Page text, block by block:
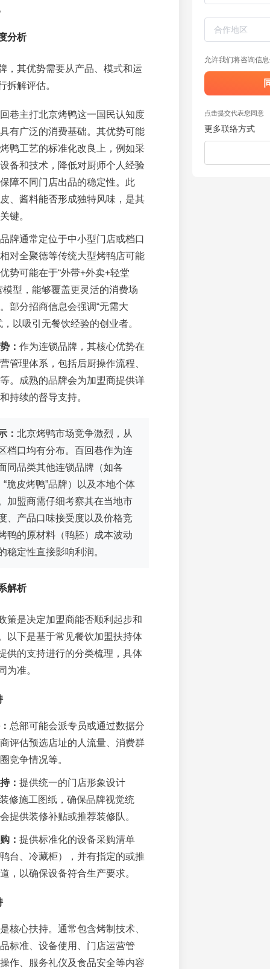
分析
，其优势需要从产品、模式和运
拆解评估。
巷主打北京烤鸭这一国民认知度
有广泛的消费基础。其优势可能
鸭工艺的标准化改良上，例如采
备和技术，降低对厨师个人经验
障不同门店出品的稳定性。此
、酱料能否形成独特风味，是其
键。
牌通常定位于中小型门店或档口
对全聚德等传统大型烤鸭店可能
势可能在于“外带+外卖+轻堂
模型，能够覆盖更灵活的消费场
部分招商信息会强调“无需大
以吸引无餐饮经验的创业者。
： 作为连锁品牌，其核心优势在
管理体系，包括后厨操作流程、
。成熟的品牌会为加盟商提供详
持续的督导支持。
： 北京烤鸭市场竞争激烈，从
档口均有分布。百回巷作为连
同品类其他连锁品牌（如各
“脆皮烤鸭”品牌）以及本地个体
加盟商需仔细考察其在当地市
、产品口味接受度以及价格竞
鸭的原材料（鸭胚）成本波动
稳定性直接影响利润。
解析
策是决定加盟商能否顺利起步和
以下是基于常见餐饮加盟扶持体
供的支持进行的分类梳理，具体
为准。
总部可能会派专员或通过数据分
评估预选店址的人流量、消费群
竞争情况等。
： 提供统一的门店形象设计
修施工图纸，确保品牌视觉统
提供装修补贴或推荐装修队。
： 提供标准化的设备采购清单
台、冷藏柜），并有指定的或推
，以确保设备符合生产要求。
核心扶持。通常包含烤制技术、
标准、设备使用、门店运营管
作、服务礼仪及食品安全等内容
允许我们将咨询信
点击提交代表您同意
更多联络方式